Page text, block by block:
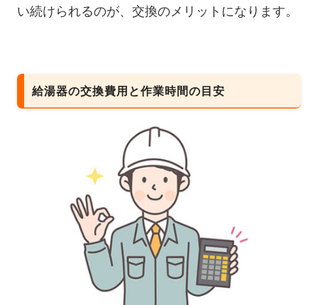
い続けられるのが、交換のメリットになります。
給湯器の交換費用と作業時間の目安